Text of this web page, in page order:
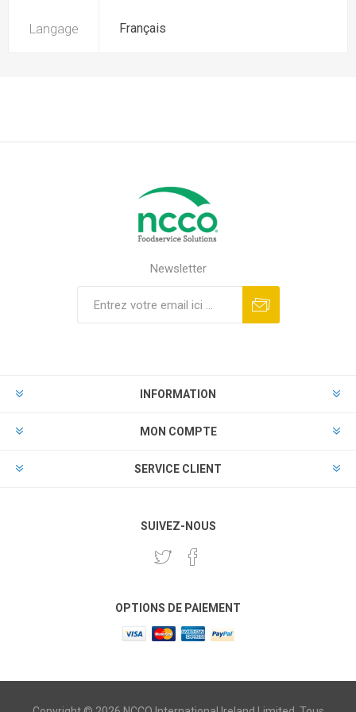
Langage Français
Newsletter
INFORMATION
MON COMPTE
SERVICE CLIENT
SUIVEZ-NOUS
OPTIONS DE PAIEMENT